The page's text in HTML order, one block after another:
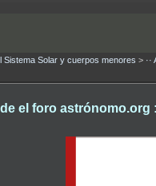
Sistema Solar y cuerpos menores >
el foro astrónomo.org